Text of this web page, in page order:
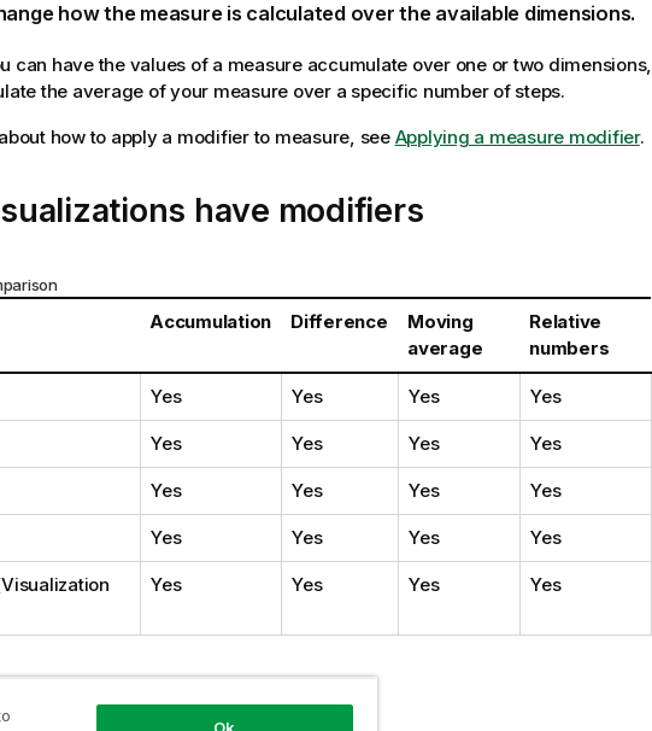
how the measure is calculated over the available dimensions.
can have the values of a measure accumulate over one or two dimensions,
the average of your measure over a specific number of steps.
how to apply a modifier to measure, see Applying a measure modifier.
have modifiers
Accumulation Difference
Moving
average
Relative
numbers
Yes Yes Yes Yes
Yes Yes Yes Yes
Yes Yes Yes Yes
Yes Yes Yes Yes
Visualization
Yes Yes Yes Yes